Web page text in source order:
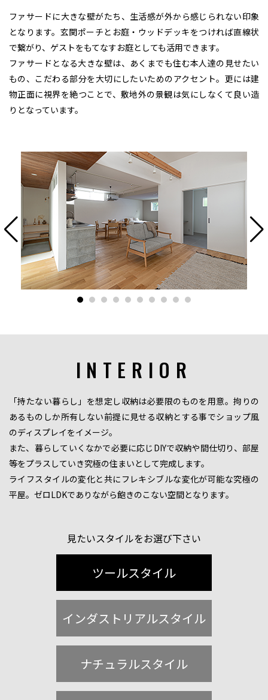
ファサードに大きな壁がたち、生活感が外から感じられない印象
となります。玄関ポーチとお庭・ウッドデッキをつければ直線状
で繋がり、ゲストをもてなすお庭としても活用できます。
ファサードとなる大きな壁は、あくまでも住む本人達の見せたい
もの、こだわる部分を大切にしたいためのアクセント。更には建
物正面に視界を絶つことで、敷地外の景観は気にしなくて良い造
りとなっています。
INTERIOR
「持たない暮らし」を想定し収納は必要限のものを用意。拘りの
あるものしか所有しない前提に見せる収納とする事でショップ風
のディスプレイをイメージ。
また、暮らしていくなかで必要に応じDIYで収納や間仕切り、部屋
等をプラスしていき究極の住まいとして完成します。
ライフスタイルの変化と共にフレキシブルな変化が可能な究極の
平屋。ゼロLDKでありながら飽きのこない空間となります。
見たいスタイルをお選び下さい
ツールスタイル
インダストリアルスタイル
ナチュラルスタイル